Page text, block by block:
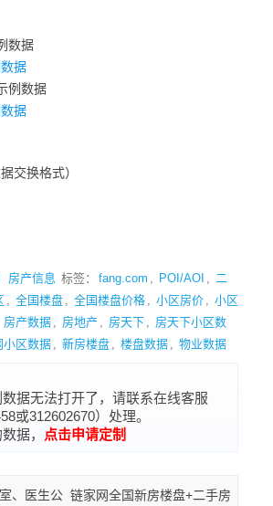
数据
据
例数据
据
交换格式）
房产信息 标签： fang.com , POI/AOI , 二
, 全国楼盘 , 全国楼盘价格 , 小区房价 , 小区
房产数据 , 房地产 , 房天下 , 房天下小区数
小区数据 , 新房楼盘 , 楼盘数据 , 物业数据
据无法打开了，请联系在线客服
或312602670）处理。
据，
点击申请定制
、医生公 链家网全国新房楼盘+二手房